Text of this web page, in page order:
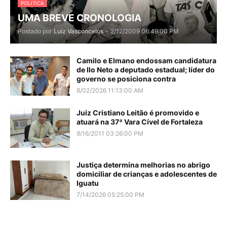
POLITICA
UMA BREVE CRONOLOGIA
Postado por Luiz Vasconcelos - 2/12/2009 06:49:00 PM
Camilo e Elmano endossam candidatura
de Ilo Neto a deputado estadual; líder do
governo se posiciona contra
8/02/2026 11:13:00 AM
Juiz Cristiano Leitão é promovido e
atuará na 37ª Vara Cível de Fortaleza
9/16/2011 03:26:00 PM
Justiça determina melhorias no abrigo
domiciliar de crianças e adolescentes de
Iguatu
7/14/2026 05:25:00 PM